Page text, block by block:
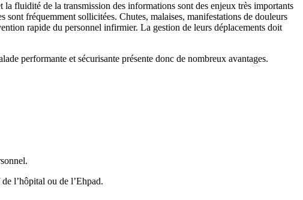
fluidité de la transmission des informations sont des enjeux très importants
fréquemment sollicitées. Chutes, malaises, manifestations de douleurs
rapide du personnel infirmier. La gestion de leurs déplacements doit
performante et sécurisante présente donc de nombreux avantages.
l’hôpital ou de l’Ehpad.